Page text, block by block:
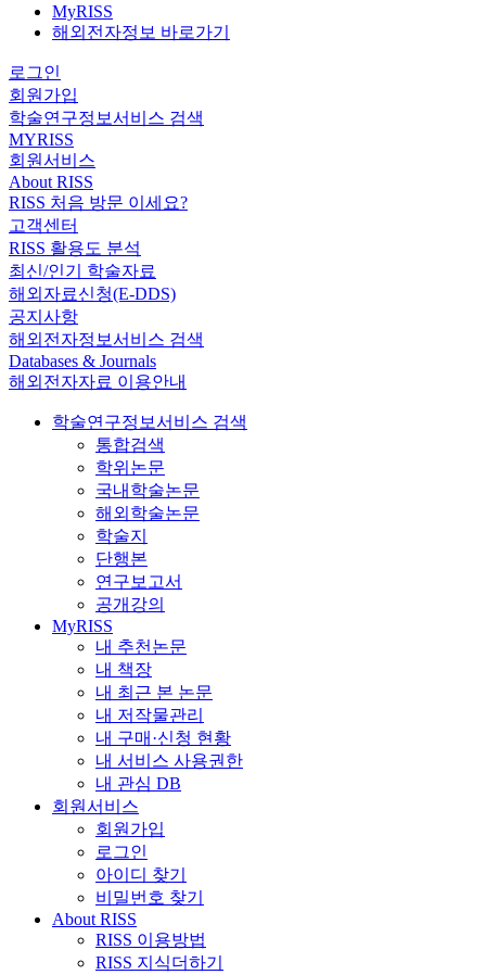
MyRISS
해외전자정보 바로가기
로그인
회원가입
학술연구정보서비스 검색
MYRISS
회원서비스
About RISS
RISS 처음 방문 이세요?
고객센터
RISS 활용도 분석
최신/인기 학술자료
해외자료신청(E-DDS)
공지사항
해외전자정보서비스 검색
Databases & Journals
해외전자자료 이용안내
학술연구정보서비스 검색
통합검색
학위논문
국내학술논문
해외학술논문
학술지
단행본
연구보고서
공개강의
MyRISS
내 추천논문
내 책장
내 최근 본 논문
내 저작물관리
내 구매·신청 현황
내 서비스 사용권한
내 관심 DB
회원서비스
회원가입
로그인
아이디 찾기
비밀번호 찾기
About RISS
RISS 이용방법
RISS 지식더하기